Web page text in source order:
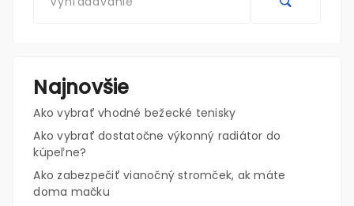
Najnovšie
Ako vybrať vhodné bežecké tenisky
Ako vybrať dostatočne výkonný radiátor do
kúpeľne?
Ako zabezpečiť vianočný stromček, ak máte
doma mačku